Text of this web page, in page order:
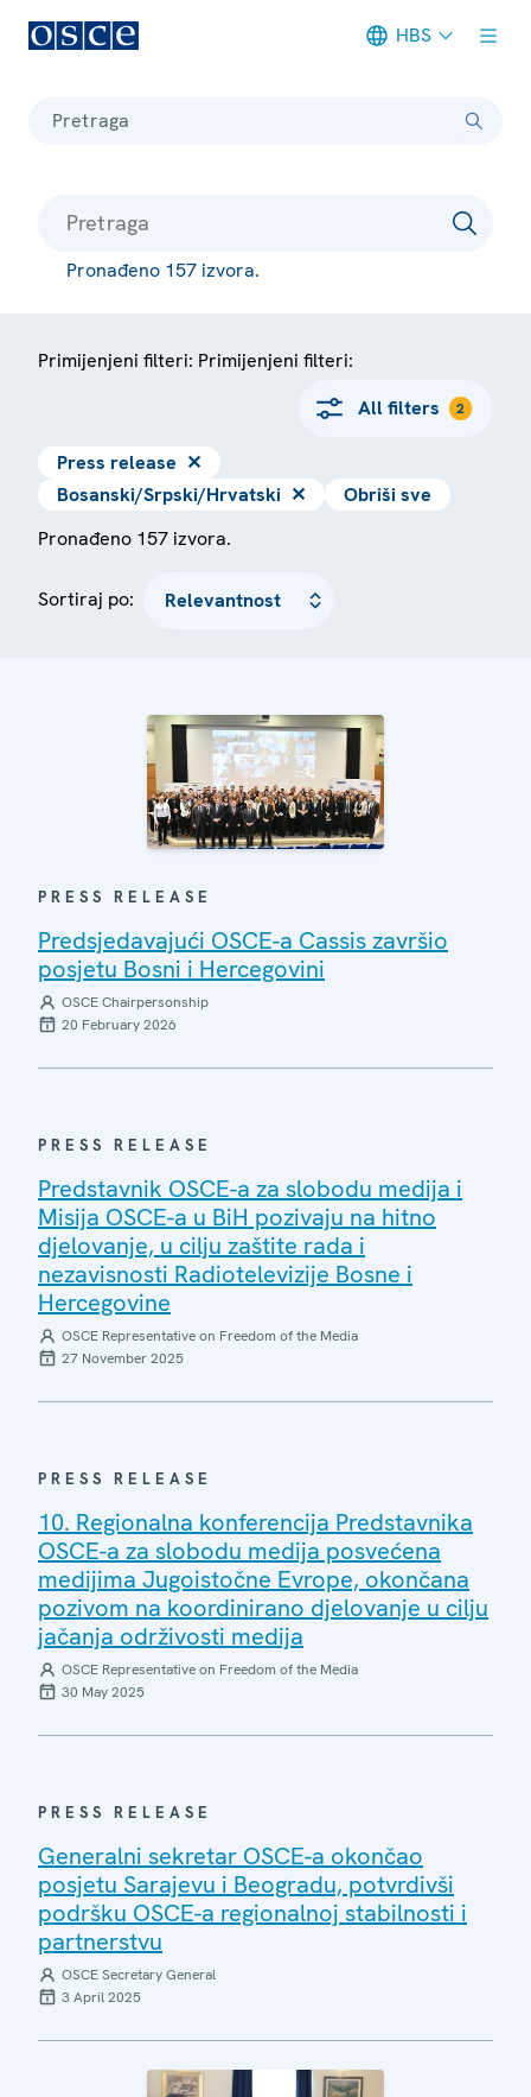
HBS
Pretraga
Pronađeno 157 izvora.
Primijenjeni filteri: Primijenjeni filteri:
All filters
2
Press release ✕
Bosanski/Srpski/Hrvatski ✕
Obriši sve
Pronađeno 157 izvora.
Sortiraj po:
PRESS RELEASE
Predsjedavajući OSCE-a Cassis završio
posjetu Bosni i Hercegovini
OSCE Chairpersonship
20 February 2026
PRESS RELEASE
Predstavnik OSCE-a za slobodu medija i
Misija OSCE-a u BiH pozivaju na hitno
djelovanje, u cilju zaštite rada i
nezavisnosti Radiotelevizije Bosne i
Hercegovine
OSCE Representative on Freedom of the Media
27 November 2025
PRESS RELEASE
10. Regionalna konferencija Predstavnika
OSCE-a za slobodu medija posvećena
medijima Jugoistočne Evrope, okončana
pozivom na koordinirano djelovanje u cilju
jačanja održivosti medija
OSCE Representative on Freedom of the Media
30 May 2025
PRESS RELEASE
Generalni sekretar OSCE-a okončao
posjetu Sarajevu i Beogradu, potvrdivši
podršku OSCE-a regionalnoj stabilnosti i
partnerstvu
OSCE Secretary General
3 April 2025